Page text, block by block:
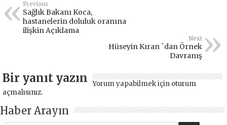
Previous
Sağlık Bakanı Koca,
hastanelerin doluluk oranına
ilişkin Açıklama
Next
Hüseyin Kıran `dan Örnek
Davranış
Bir yanıt yazın Yorum yapabilmek için oturum
açmalısınız.
Haber Arayın